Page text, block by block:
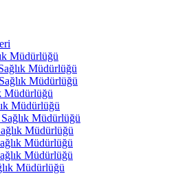
Müdürlüğü
Müdürlüğü
Müdürlüğü
Müdürlüğü
Müdürlüğü
Müdürlüğü
Müdürlüğü
Müdürlüğü
Müdürlüğü
Müdürlüğü